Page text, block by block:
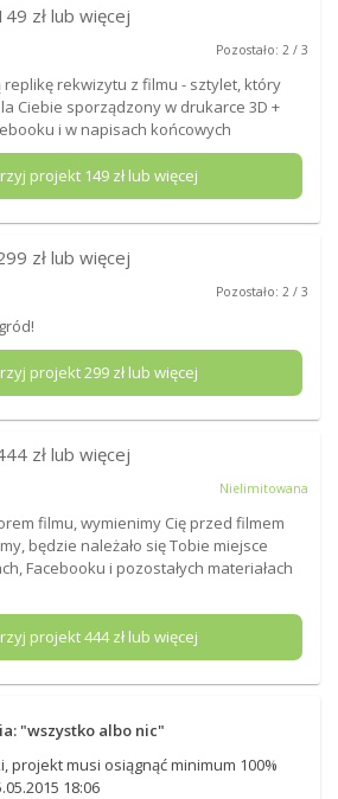
zł lub więcej
Pozostało: 2 / 3
rekwizytu z filmu - sztylet, który
Ciebie sporządzony w drukarce 3D +
i w napisach końcowych
projekt 149zł lub więcej
zł lub więcej
Pozostało: 2 / 3
projekt299zł lub więcej
zł lub więcej
Nielimitowana
filmu, wymienimy Cię przed filmem
będzie należało się Tobie miejsce
Facebooku i pozostałych materiałach
projekt444zł lub więcej
"wszystko albo nic"
projekt musi osiągnąć minimum 100%
18:06